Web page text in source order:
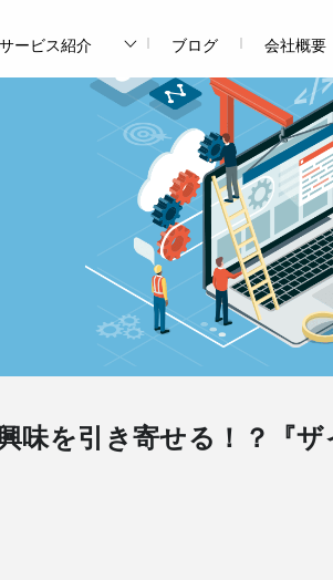
サービス紹介 ブログ 会社概要
味を引き寄せる！？『ザ